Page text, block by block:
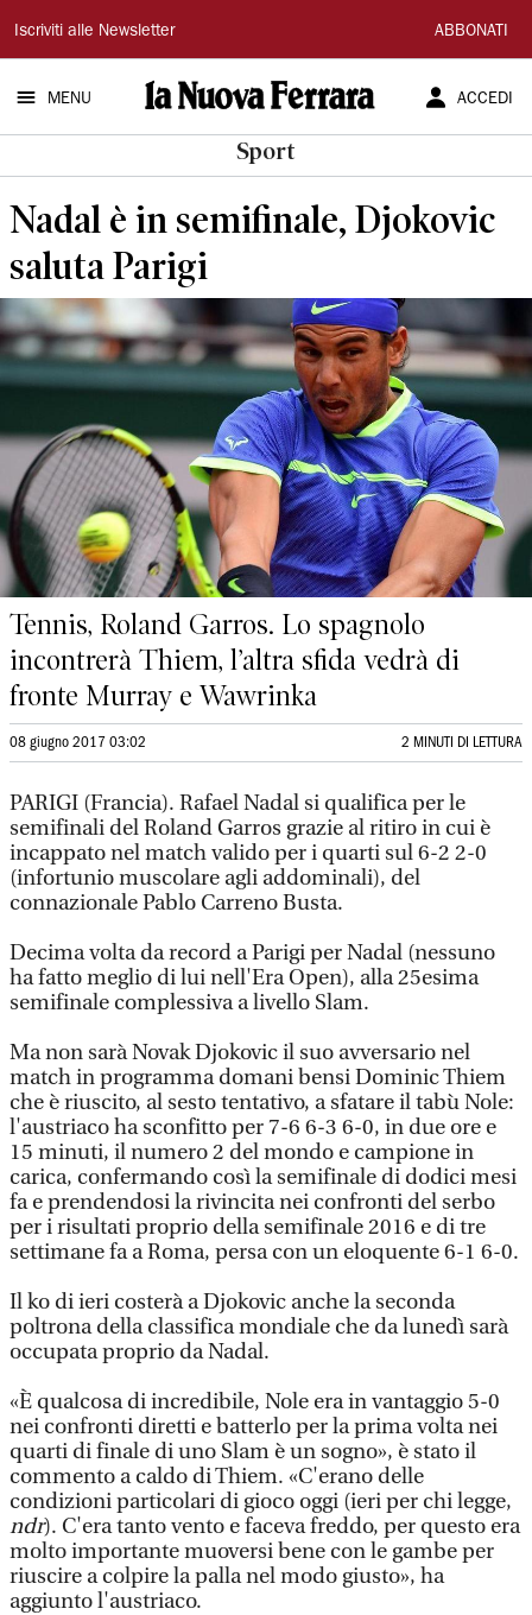
La
Nuova
Ferrara
Iscriviti alle Newsletter ABBONATI
MENU ACCEDI
Sport
Nadal è in semifinale, Djokovic
saluta Parigi
Tennis, Roland Garros. Lo spagnolo
incontrerà Thiem, l’altra sfida vedrà di
fronte Murray e Wawrinka
08 giugno 2017 03:02 2 MINUTI DI LETTURA
PARIGI (Francia). Rafael Nadal si qualifica per le
semifinali del Roland Garros grazie al ritiro in cui è
incappato nel match valido per i quarti sul 6-2 2-0
(infortunio muscolare agli addominali), del
connazionale Pablo Carreno Busta.
Decima volta da record a Parigi per Nadal (nessuno
ha fatto meglio di lui nell'Era Open), alla 25esima
semifinale complessiva a livello Slam.
Ma non sarà Novak Djokovic il suo avversario nel
match in programma domani bensi Dominic Thiem
che è riuscito, al sesto tentativo, a sfatare il tabù Nole:
l'austriaco ha sconfitto per 7-6 6-3 6-0, in due ore e
15 minuti, il numero 2 del mondo e campione in
carica, confermando così la semifinale di dodici mesi
fa e prendendosi la rivincita nei confronti del serbo
per i risultati proprio della semifinale 2016 e di tre
settimane fa a Roma, persa con un eloquente 6-1 6-0.
Il ko di ieri costerà a Djokovic anche la seconda
poltrona della classifica mondiale che da lunedì sarà
occupata proprio da Nadal.
«È qualcosa di incredibile, Nole era in vantaggio 5-0
nei confronti diretti e batterlo per la prima volta nei
quarti di finale di uno Slam è un sogno», è stato il
commento a caldo di Thiem. «C'erano delle
condizioni particolari di gioco oggi (ieri per chi legge,
ndr). C'era tanto vento e faceva freddo, per questo era
molto importante muoversi bene con le gambe per
riuscire a colpire la palla nel modo giusto», ha
aggiunto l'austriaco.